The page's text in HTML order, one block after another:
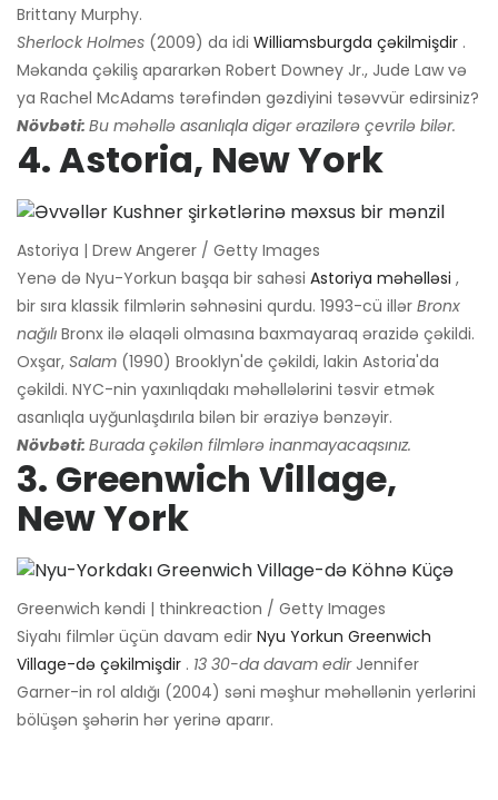
Brittany Murphy.
Sherlock Holmes (2009) da idi Williamsburgda çəkilmişdir .
Məkanda çəkiliş apararkən Robert Downey Jr., Jude Law və
ya Rachel McAdams tərəfindən gəzdiyini təsəvvür edirsiniz?
Növbəti: Bu məhəllə asanlıqla digər ərazilərə çevrilə bilər.
4. Astoria, New York
Astoriya | Drew Angerer / Getty Images
Yenə də Nyu-Yorkun başqa bir sahəsi Astoriya məhəlləsi ,
bir sıra klassik filmlərin səhnəsini qurdu. 1993-cü illər Bronx
nağılı Bronx ilə əlaqəli olmasına baxmayaraq ərazidə çəkildi.
Oxşar, Salam (1990) Brooklyn'de çəkildi, lakin Astoria'da
çəkildi. NYC-nin yaxınlıqdakı məhəllələrini təsvir etmək
asanlıqla uyğunlaşdırıla bilən bir əraziyə bənzəyir.
Növbəti: Burada çəkilən filmlərə inanmayacaqsınız.
3. Greenwich Village,
New York
Greenwich kəndi | thinkreaction / Getty Images
Siyahı filmlər üçün davam edir Nyu Yorkun Greenwich
Village-də çəkilmişdir . 13 30-da davam edirJennifer
Garner-in rol aldığı (2004) səni məşhur məhəllənin yerlərini
bölüşən şəhərin hər yerinə aparır.